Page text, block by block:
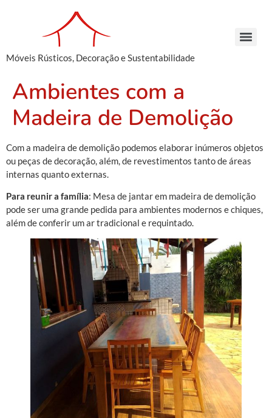
Móveis Rústicos, Decoração e Sustentabilidade
Ambientes com a
Madeira de Demolição
Com a madeira de demolição podemos elaborar inúmeros objetos
ou peças de decoração, além, de revestimentos tanto de áreas
internas quanto externas.
Para reunir a família: Mesa de jantar em madeira de demolição
pode ser uma grande pedida para ambientes modernos e chiques,
além de conferir um ar tradicional e requintado.